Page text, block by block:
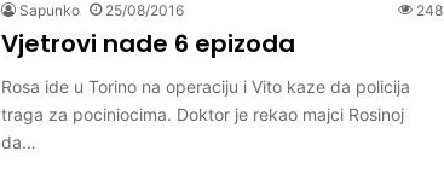
Sapunko 25/08/2016 248
Vjetrovi nade 6 epizoda
Rosa ide u Torino na operaciju i Vito kaze da policija
traga za pociniocima. Doktor je rekao majci Rosinoj
da…